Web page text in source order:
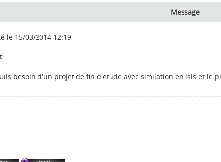
Message
le 15/03/2014 12:19
besoin d'un projet de fin d'etude avec similation en isis et le